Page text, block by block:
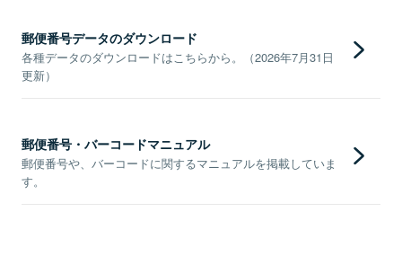
郵便番号データのダウンロード
各種データのダウンロードはこちらから。（2026年7月31日
更新）
郵便番号・バーコードマニュアル
郵便番号や、バーコードに関するマニュアルを掲載していま
す。